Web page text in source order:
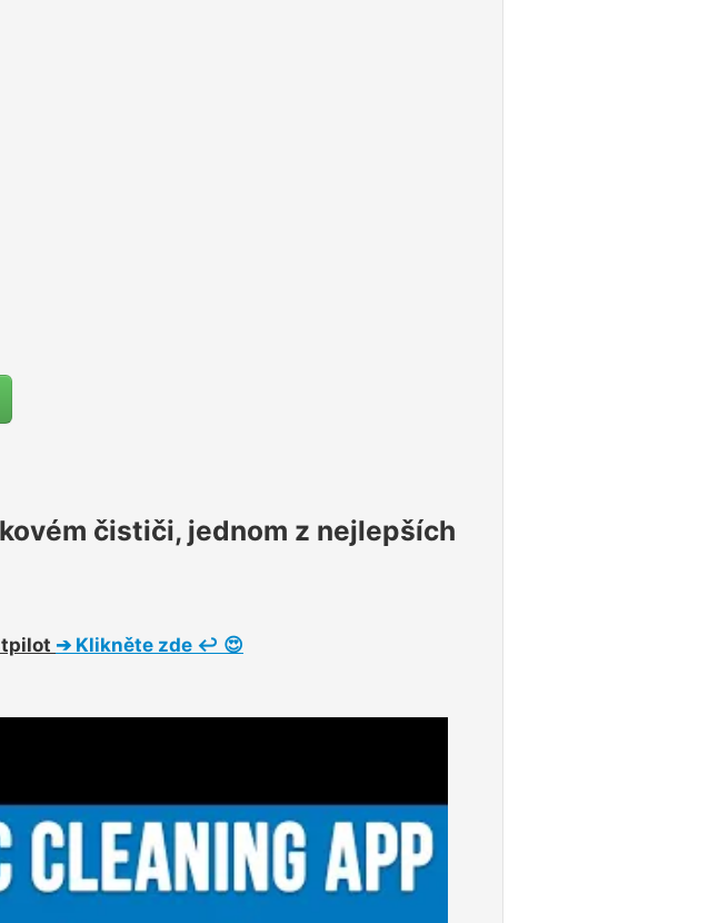
čističi, jednom z nejlepších
➔ Klikněte zde ↩ 😍